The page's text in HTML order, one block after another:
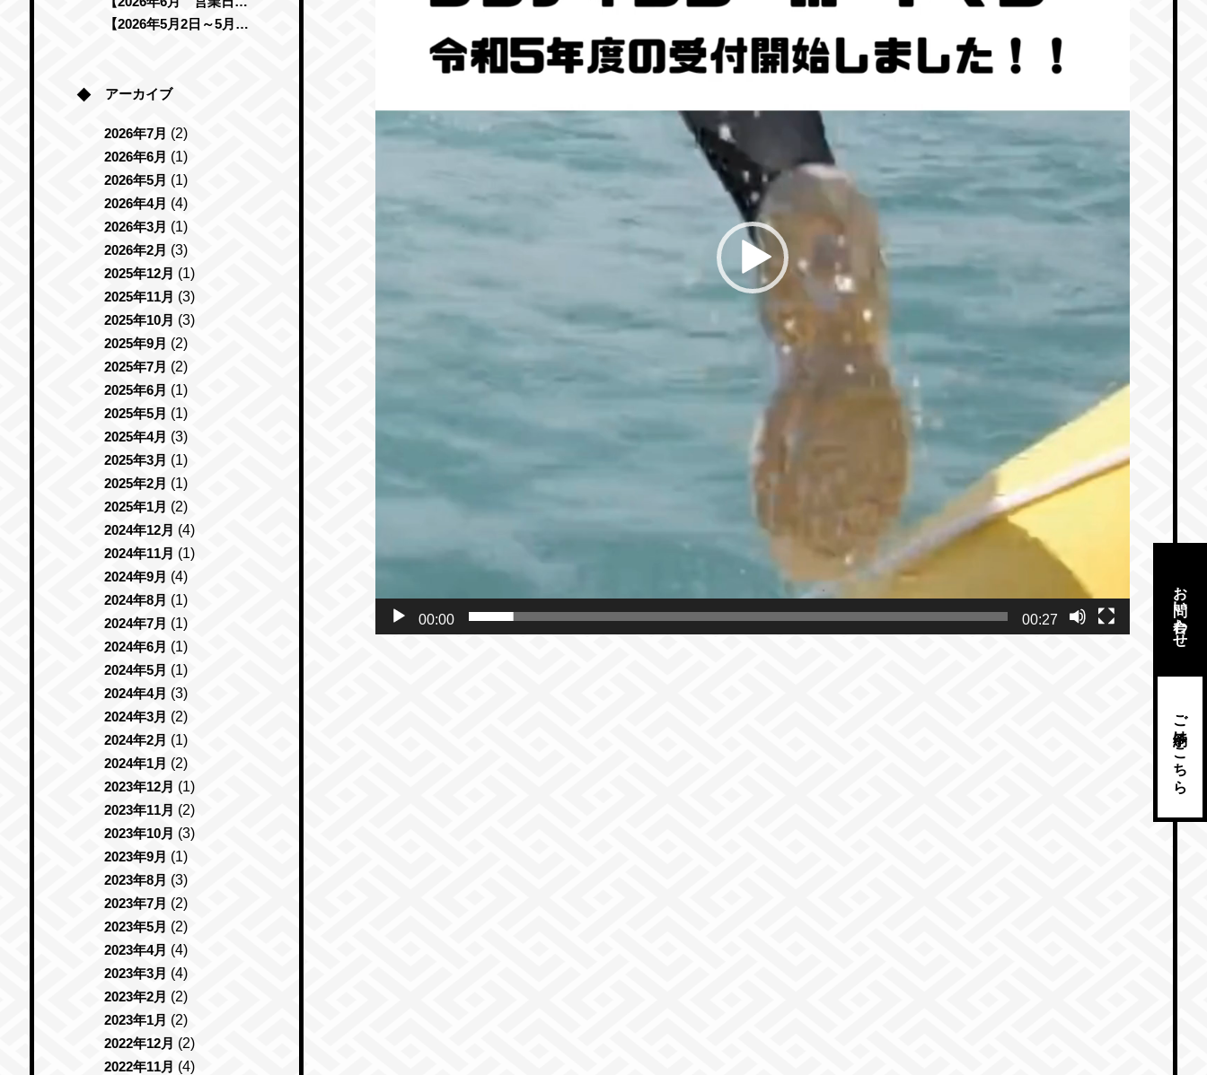
お問い合わせ
ご予約はこちら
00:00 00:27
【2026年5月2日～5月6日 レンタサイクル新規受付停止のお知らせ】
アーカイブ
2026年7月 (2)
2026年6月 (1)
2026年5月 (1)
2026年4月 (4)
2026年3月 (1)
2026年2月 (3)
2025年12月 (1)
2025年11月 (3)
2025年10月 (3)
2025年9月 (2)
2025年7月 (2)
2025年6月 (1)
2025年5月 (1)
2025年4月 (3)
2025年3月 (1)
2025年2月 (1)
2025年1月 (2)
2024年12月 (4)
2024年11月 (1)
2024年9月 (4)
2024年8月 (1)
2024年7月 (1)
2024年6月 (1)
2024年5月 (1)
2024年4月 (3)
2024年3月 (2)
2024年2月 (1)
2024年1月 (2)
2023年12月 (1)
2023年11月 (2)
2023年10月 (3)
2023年9月 (1)
2023年8月 (3)
2023年7月 (2)
2023年5月 (2)
2023年4月 (4)
2023年3月 (4)
2023年2月 (2)
2023年1月 (2)
2022年12月 (2)
2022年11月 (4)